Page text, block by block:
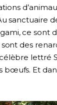
sanctuaire
ce sont
sont des
lettré
bœufs. Et